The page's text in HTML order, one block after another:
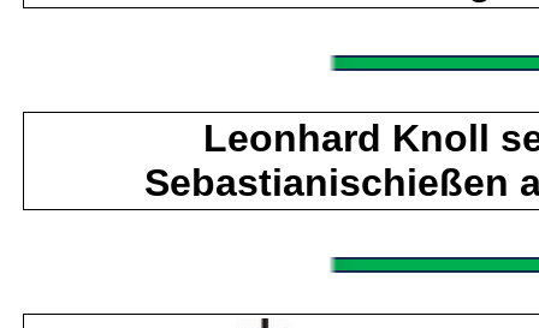
Leonhard Knoll
Sebastianischießen